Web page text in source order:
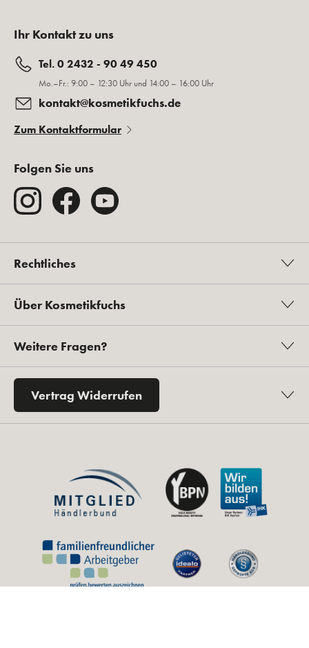
Ihr Kontakt zu uns
Tel. 0 2432 - 90 49 450
Mo.–Fr.: 9:00 – 12:30 Uhr und 14:00 – 16:00 Uhr
kontakt@kosmetikfuchs.de
Zum Kontaktformular
Folgen Sie uns
Rechtliches
Über Kosmetikfuchs
Weitere Fragen?
Vertrag Widerrufen